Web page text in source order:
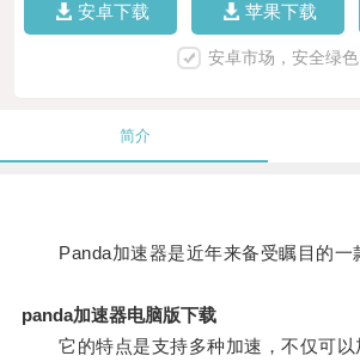
安卓下载 苹果下载
安卓市场，安全绿色
简介
Panda加速器是近年来备受瞩目的一
panda加速器电脑版下载
它的特点是支持多种加速，不仅可以